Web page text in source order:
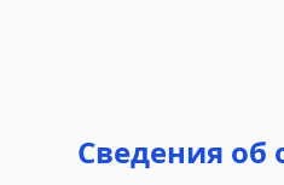
Сведения об